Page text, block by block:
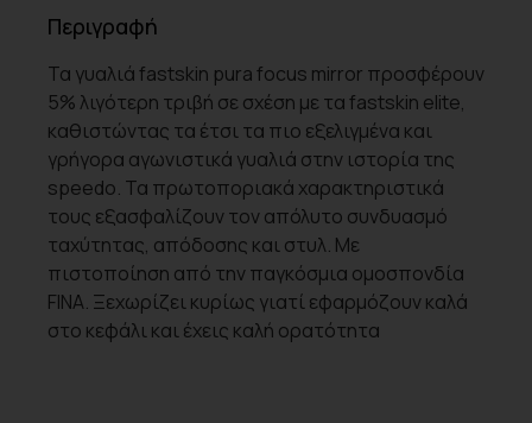
Περιγραφή
Τα γυαλιά fastskin pura focus mirror προσφέρουν
5% λιγότερη τριβή σε σχέση με τα fastskin elite,
καθιστώντας τα έτσι τα πιο εξελιγμένα και
γρήγορα αγωνιστικά γυαλιά στην ιστορία της
speedo. Τα πρωτοποριακά χαρακτηριστικά
τους εξασφαλίζουν τον απόλυτο συνδυασμό
ταχύτητας, απόδοσης και στυλ. Με
πιστοποίηση από την παγκόσμια ομοσπονδία
FINA. Ξεχωρίζει κυρίως γιατί εφαρμόζουν καλά
στο κεφάλι και έχεις καλή ορατότητα